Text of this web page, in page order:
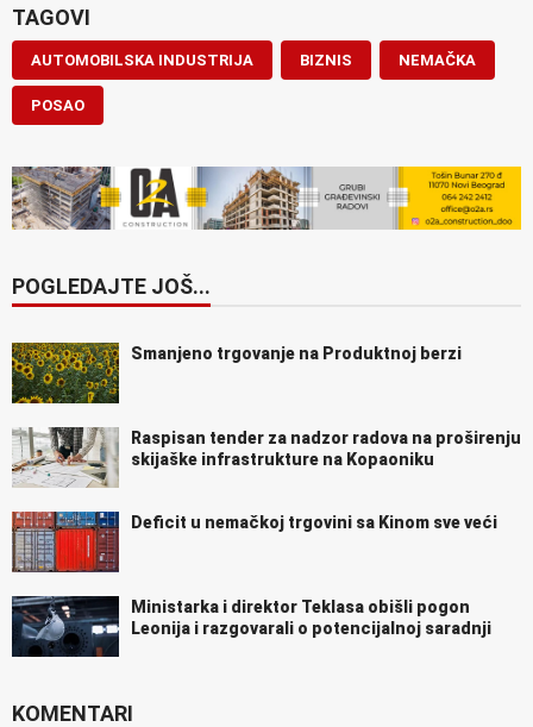
TAGOVI
AUTOMOBILSKA INDUSTRIJA BIZNIS NEMAČKA
POSAO
POGLEDAJTE JOŠ...
Smanjeno trgovanje na Produktnoj berzi
Raspisan tender za nadzor radova na proširenju
skijaške infrastrukture na Kopaoniku
Deficit u nemačkoj trgovini sa Kinom sve veći
Ministarka i direktor Teklasa obišli pogon
Leonija i razgovarali o potencijalnoj saradnji
KOMENTARI